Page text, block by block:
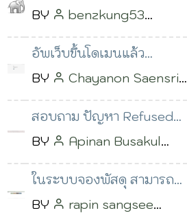
สามารถใช้ได้กับ Database
อะไรบ้างครับ
BY
benzkung53
โพสต์เมื่อ 03 พ.ค. 2566
อัพเว็บขึ้นโดเมนแล้ว
www.domain.cloud/install
แล้วแต่ไม่ไปหน้าเซ
BY
Chayanon Saensri
โพสต์เมื่อ 17 พ.ค. 2566
เวลา 09:06 น.
สอบถาม ปัญหา Refused
to load the script .. ครับ
BY
Apinan Busakul
โพสต์เมื่อ 08 เม.ย. 2566
ในระบบจองพัสดุ สามารถ
นำปฏิทิน มาใส่เหมือน จอง
BY rapin sangsee